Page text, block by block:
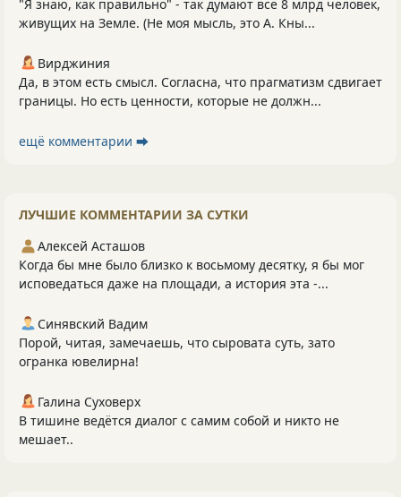
"Я знаю, как правильно" - так думают все 8 млрд человек,
живущих на Земле. (Не моя мысль, это А. Кны...
Вирджиния
Да, в этом есть смысл. Согласна, что прагматизм сдвигает
границы. Но есть ценности, которые не должн...
ещё комментарии ⮕
ЛУЧШИЕ КОММЕНТАРИИ ЗА СУТКИ
Алексей Асташов
Когда бы мне было близко к восьмому десятку, я бы мог
исповедаться даже на площади, а история эта -...
Синявский Вадим
Порой, читая, замечаешь, что сыровата суть, зато
огранка ювелирна!
Галина Суховерх
В тишине ведётся диалог с самим собой и никто не
мешает..